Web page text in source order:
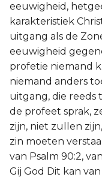
eeuwigheid,
karakteristiek
uitgang als de
eeuwigheid
profetie niemand
niemand anders
uitgang, die
de profeet sprak,
zijn, niet zullen
zin moeten
van Psalm 90:2,
Gij God Dit kan